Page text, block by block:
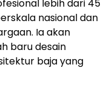
lebih dari 45
nasional dan
Ia akan
baru desain
baja yang